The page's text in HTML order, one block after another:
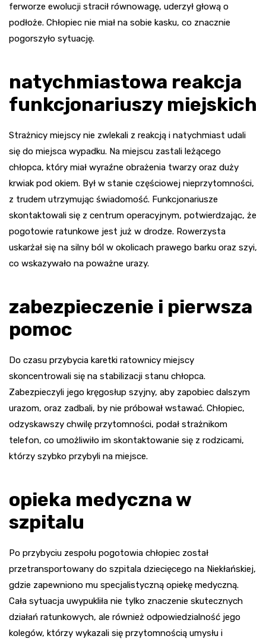
ferworze ewolucji stracił równowagę, uderzył głową o
podłoże. Chłopiec nie miał na sobie kasku, co znacznie
pogorszyło sytuację.
natychmiastowa reakcja
funkcjonariuszy miejskich
Strażnicy miejscy nie zwlekali z reakcją i natychmiast udali
się do miejsca wypadku. Na miejscu zastali leżącego
chłopca, który miał wyraźne obrażenia twarzy oraz duży
krwiak pod okiem. Był w stanie częściowej nieprzytomności,
z trudem utrzymując świadomość. Funkcjonariusze
skontaktowali się z centrum operacyjnym, potwierdzając, że
pogotowie ratunkowe jest już w drodze. Rowerzysta
uskarżał się na silny ból w okolicach prawego barku oraz szyi,
co wskazywało na poważne urazy.
zabezpieczenie i pierwsza
pomoc
Do czasu przybycia karetki ratownicy miejscy
skoncentrowali się na stabilizacji stanu chłopca.
Zabezpieczyli jego kręgosłup szyjny, aby zapobiec dalszym
urazom, oraz zadbali, by nie próbował wstawać. Chłopiec,
odzyskawszy chwilę przytomności, podał strażnikom
telefon, co umożliwiło im skontaktowanie się z rodzicami,
którzy szybko przybyli na miejsce.
opieka medyczna w
szpitalu
Po przybyciu zespołu pogotowia chłopiec został
przetransportowany do szpitala dziecięcego na Niekłańskiej,
gdzie zapewniono mu specjalistyczną opiekę medyczną.
Cała sytuacja uwypukliła nie tylko znaczenie skutecznych
działań ratunkowych, ale również odpowiedzialność jego
kolegów, którzy wykazali się przytomnością umysłu i